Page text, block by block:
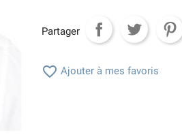
Partager
 Ajouter à mes favoris